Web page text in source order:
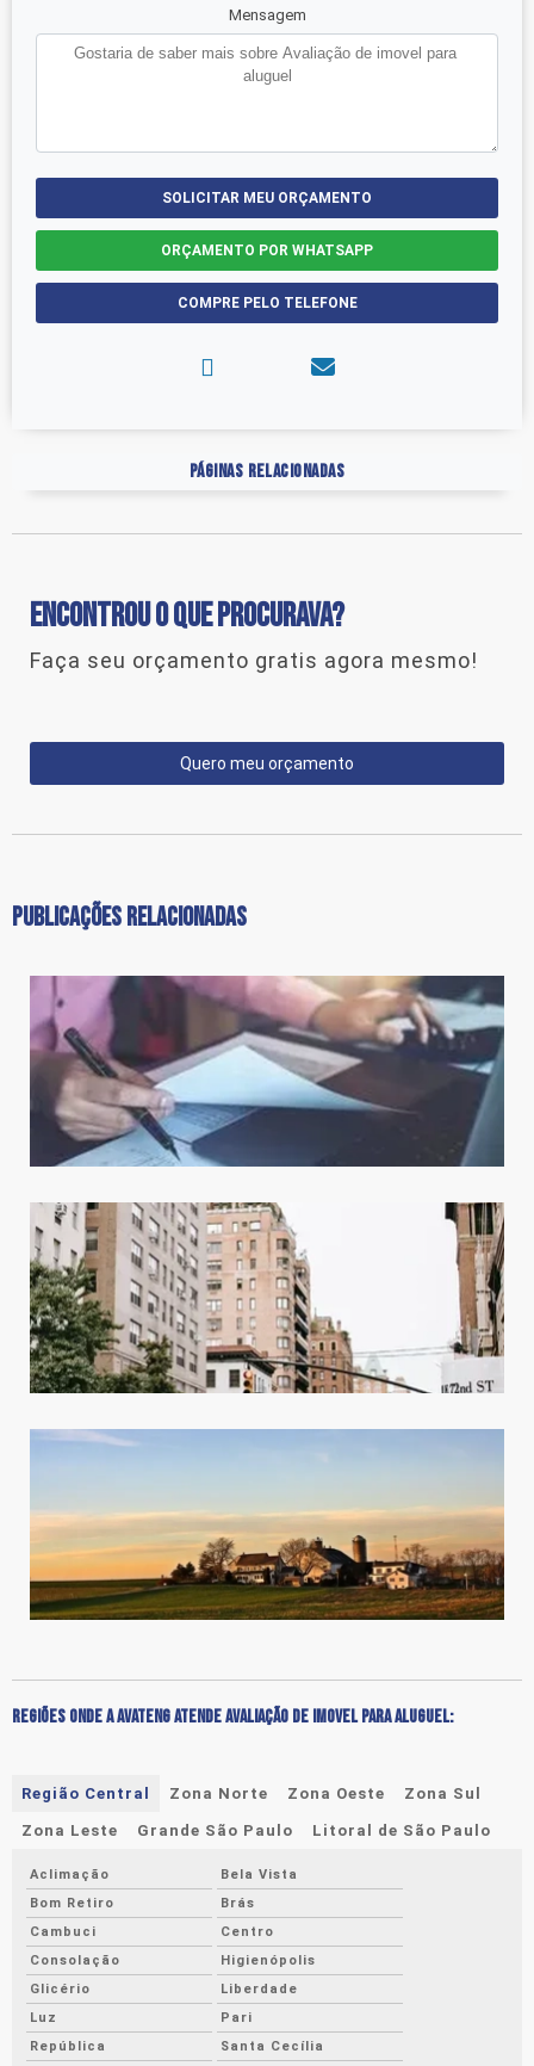
Mensagem
SOLICITAR MEU ORÇAMENTO
ORÇAMENTO POR WHATSAPP
COMPRE PELO TELEFONE
Páginas Relacionadas
ENCONTROU O QUE PROCURAVA?
Faça seu orçamento gratis agora mesmo!
Quero meu orçamento
PUBLICAÇÕES RELACIONADAS
REGIÕES ONDE A AVATENG ATENDE AVALIAÇÃO DE IMOVEL PARA ALUGUEL:
Região Central Zona Norte Zona Oeste Zona Sul
Zona Leste Grande São Paulo Litoral de São Paulo
Aclimação
Bela Vista
Bom Retiro
Brás
Cambuci
Centro
Consolação
Higienópolis
Glicério
Liberdade
Luz
Pari
República
Santa Cecília